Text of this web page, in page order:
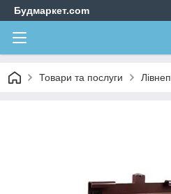
Будмаркет.com
Товари та послуги